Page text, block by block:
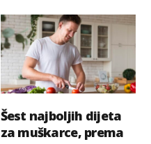
Šest najboljih dijeta
za muškarce, prema